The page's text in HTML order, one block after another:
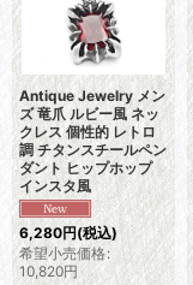
Antique Jewelry メン
ズ 竜爪 ルビー風 ネッ
クレス 個性的 レトロ
調 チタンスチールペン
ダント ヒップホップ
インスタ風
6,280円(税込)
希望小売価格:
10,820円